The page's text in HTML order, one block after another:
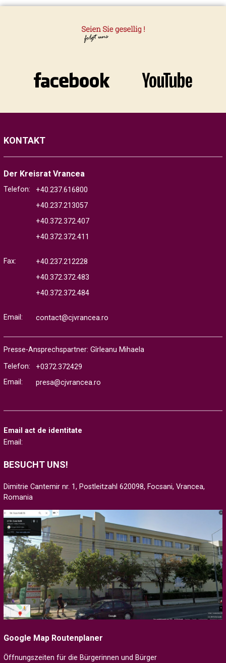
KONTAKT
Der Kreisrat Vrancea
Telefon:
+40.237.616800
+40.237.213057
+40.372.372.407
+40.372.372.411
Fax:
+40.237.212228
+40.372.372.483
+40.372.372.484
Email: contact@cjvrancea.ro
Presse-Ansprechspartner: Gîrleanu Mihaela
Telefon:
+0372.372429
Email:
presa@cjvrancea.ro
Email act de identitate
Email:
BESUCHT UNS!
Dimitrie Cantemir nr. 1, Postleitzahl 620098, Focsani, Vrancea,
Romania
Google Map Routenplaner
Öffnungszeiten für die Bürgerinnen und Bürger